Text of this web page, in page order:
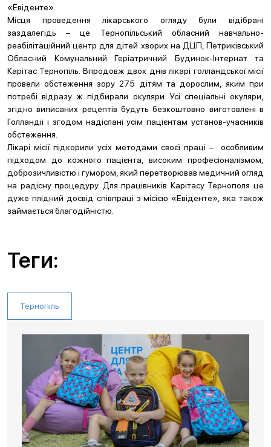
«Евіденте».
Місця проведення лікарського огляду були відібрані
заздалегідь – це Тернопільський обласний навчально-
реабілітаційний центр для дітей хворих на ДЦП, Петриківський
Обласний Комунальний Геріатричний Будинок-Інтернат та
Карітас Тернопіль. Впродовж двох днів лікарі голландської місії
провели обстеження зору 275 дітям та дорослим, яким при
потребі відразу ж підбирали окуляри. Усі спеціальні окуляри,
згідно виписаних рецептів будуть безкоштовно виготовлені в
Голландії і згодом надіслані усім пацієнтам установ-учасників
обстеження.
Лікарі місії підкорили усіх методами своєї праці – особливим
підходом до кожного пацієнта, високим професіоналізмом,
доброзичливістю і гумором, який перетворював медичний огляд
на радісну процедуру. Для працівників Карітасу Тернополя це
дуже плідний досвід співпраці з місією «Евіденте», яка також
займається благодійністю.
Теги:
Тернопіль